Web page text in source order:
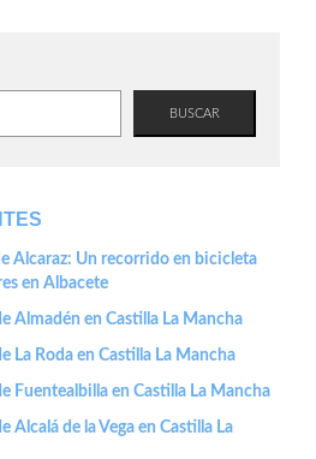
BUSCAR
Alcaraz: Un recorrido en bicicleta
en Albacete
Almadén en Castilla La Mancha
La Roda en Castilla La Mancha
Fuentealbilla en Castilla La Mancha
Alcalá de la Vega en Castilla La